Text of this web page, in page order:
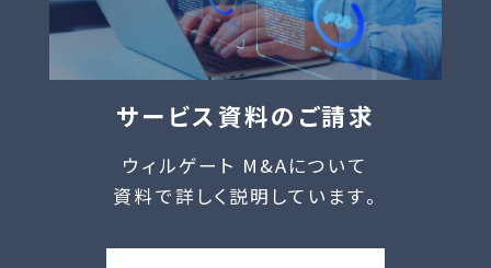
サービス資料のご請求
ウィルゲート M&Aについて
資料で詳しく説明しています。